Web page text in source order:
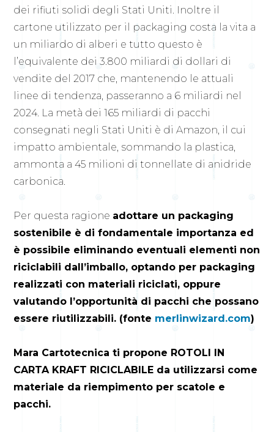
dei rifiuti solidi degli Stati Uniti. Inoltre il
cartone utilizzato per il packaging costa la vita a
un miliardo di alberi e tutto questo è
l’equivalente dei 3.800 miliardi di dollari di
vendite del 2017 che, mantenendo le attuali
linee di tendenza, passeranno a 6 miliardi nel
2024. La metà dei 165 miliardi di pacchi
consegnati negli Stati Uniti è di Amazon, il cui
impatto ambientale, sommando la plastica,
ammonta a 45 milioni di tonnellate di anidride
carbonica.
Per questa ragione adottare un packaging
sostenibile è di fondamentale importanza ed
è possibile eliminando eventuali elementi non
riciclabili dall’imballo, optando per packaging
realizzati con materiali riciclati, oppure
valutando l’opportunità di pacchi che possano
essere riutilizzabili. (fonte merlinwizard.com)
Mara Cartotecnica ti propone ROTOLI IN
CARTA KRAFT RICICLABILE da utilizzarsi come
materiale da riempimento per scatole e
pacchi.